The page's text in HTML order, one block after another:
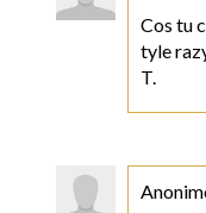
Cos tu
tyle
T.